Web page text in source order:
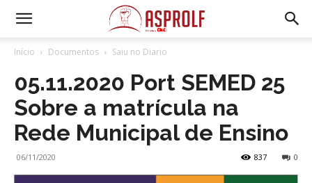
Início Documentos Saiu no Diario
05.11.2020 Port SEMED 25
Sobre a matrícula na
Rede Municipal de Ensino
06/11/2020 0
837